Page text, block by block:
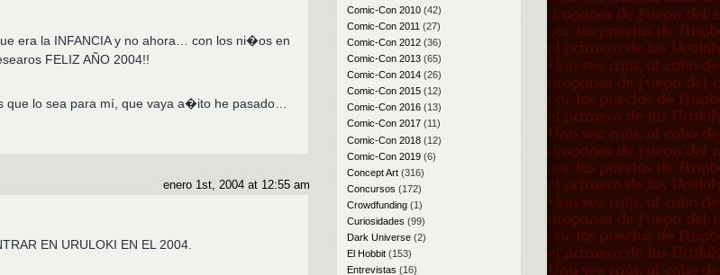
era la INFANCIA y no ahora… con los ni�os en
FELIZ AÑO 2004!!
lo sea para mí, que vaya a�ito he pasado…
enero 1st, 2004 at 12:55 am
EN URULOKI EN EL 2004.
Comic-Con 2010(42)
Comic-Con 2011 (27)
Comic-Con 2012(36)
Comic-Con 2013(65)
Comic-Con 2014(26)
Comic-Con 2015(12)
Comic-Con 2016(13)
Comic-Con 2017(11)
Comic-Con 2018(12)
Comic-Con 2019(6)
Concept Art(316)
Concursos (172)
Crowdfunding(1)
Curiosidades (99)
Dark Universe(2)
El Hobbit(153)
Entrevistas (16)